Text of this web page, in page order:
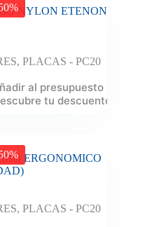
NYLON ETENON
, PLACAS - PC20
al presupuesto y
tu descuento
ERGONOMICO
, PLACAS - PC20